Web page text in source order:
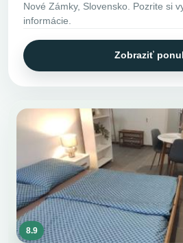
Nové Zámky, Slovensko. Pozrite si
informácie.
Zobraziť
8.9